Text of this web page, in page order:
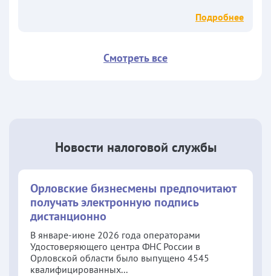
Подробнее
Смотреть все
Новости налоговой службы
Орловские бизнесмены предпочитают
получать электронную подпись
дистанционно
В январе-июне 2026 года операторами
Удостоверяющего центра ФНС России в
Орловской области было выпущено 4545
квалифицированных...